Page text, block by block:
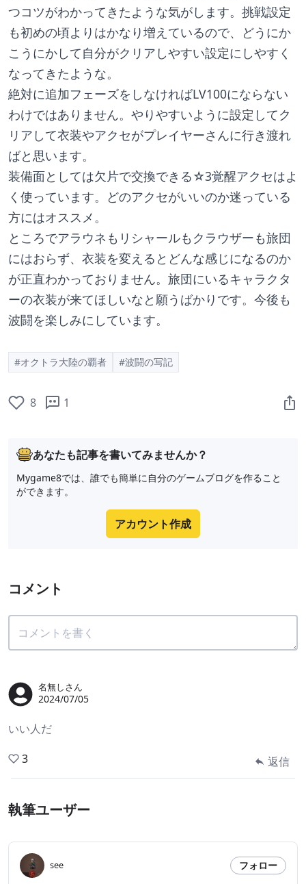
つコツがわかってきたような気がします。挑戦設定
も初めの頃よりはかなり増えているので、どうにか
こうにかして自分がクリアしやすい設定にしやすく
なってきたような。
絶対に追加フェーズをしなければLV100にならない
わけではありません。やりやすいように設定してク
リアして衣装やアクセがプレイヤーさんに行き渡れ
ばと思います。
装備面としては欠片で交換できる☆3覚醒アクセはよ
く使っています。どのアクセがいいのか迷っている
方にはオススメ。
ところでアラウネもリシャールもクラウザーも旅団
にはおらず、衣装を変えるとどんな感じになるのか
が正直わかっておりません。旅団にいるキャラクタ
ーの衣装が来てほしいなと願うばかりです。今後も
波闘を楽しみにしています。
#オクトラ大陸の覇者 #波闘の写記
8 1
あなたも記事を書いてみませんか？
Mygame8では、誰でも簡単に自分のゲームブログを作ること
ができます。
アカウント作成
コメント
名無しさん
2024/07/05
いい人だ
3
返信
執筆ユーザー
see フォロー